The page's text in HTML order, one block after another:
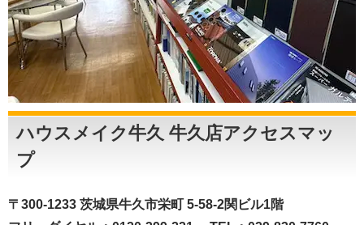
ハウスメイク牛久 牛久店アクセスマッ
プ
〒300-1233 茨城県牛久市栄町 5-58-2関ビル1階